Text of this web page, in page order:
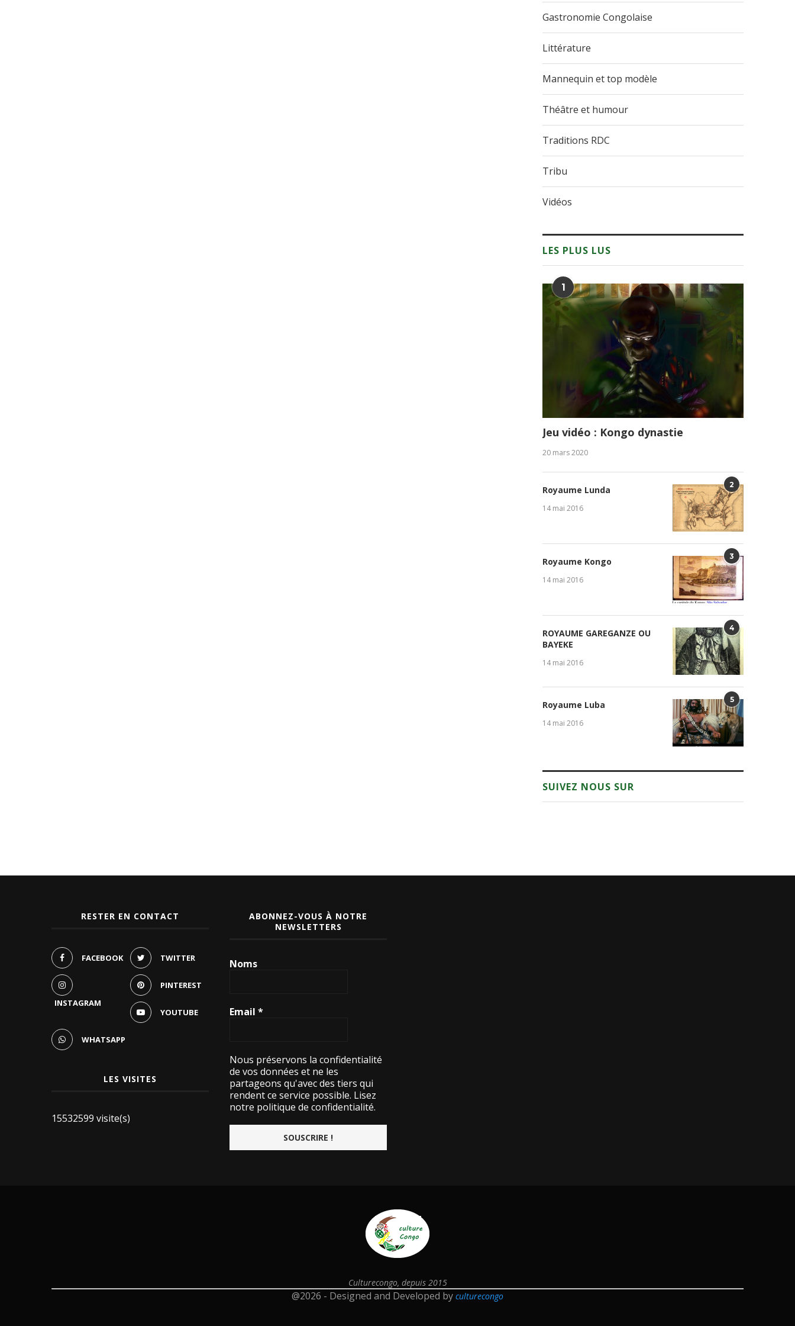
Gastronomie Congolaise
Littérature
Mannequin et top modèle
Théâtre et humour
Traditions RDC
Tribu
Vidéos
LES PLUS LUS
1
Jeu vidéo : Kongo dynastie
20 mars 2020
2
Royaume Lunda
14 mai 2016
3
Royaume Kongo
14 mai 2016
4
ROYAUME GAREGANZE OU
BAYEKE
14 mai 2016
5
Royaume Luba
14 mai 2016
SUIVEZ NOUS SUR
RESTER EN CONTACT
FACEBOOK TWITTER
INSTAGRAM
PINTEREST
YOUTUBE
WHATSAPP
LES VISITES
15532599 visite(s)
ABONNEZ-VOUS À NOTRE
NEWSLETTERS
Noms
Email*
Nous préservons la confidentialité
de vos données et ne les
partageons qu'avec des tiers qui
rendent ce service possible. Lisez
notre politique de confidentialité.
Culturecongo, depuis 2015
@2026 - Designed and Developed by culturecongo